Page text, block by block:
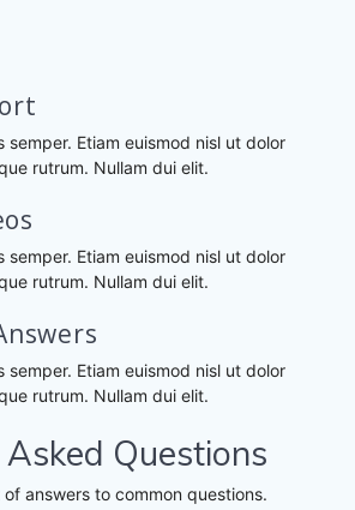
semper. Etiam euismod nisl ut dolor
rutrum. Nullam dui elit.
semper. Etiam euismod nisl ut dolor
rutrum. Nullam dui elit.
semper. Etiam euismod nisl ut dolor
rutrum. Nullam dui elit.
Questions
of answers to common questions.